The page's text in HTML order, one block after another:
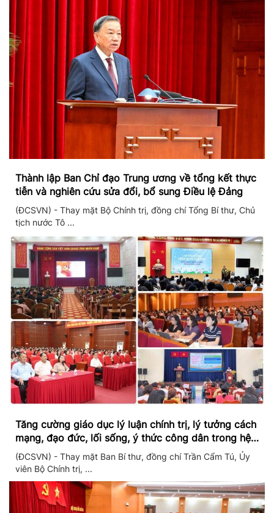
Thành lập Ban Chỉ đạo Trung ương về tổng kết thực
tiễn và nghiên cứu sửa đổi, bổ sung Điều lệ Đảng
(ĐCSVN) - Thay mặt Bộ Chính trị, đồng chí Tổng Bí thư, Chủ
tịch nước Tô ...
Tăng cường giáo dục lý luận chính trị, lý tưởng cách
mạng, đạo đức, lối sống, ý thức công dân trong hệ
thống giáo dục quốc dân
(ĐCSVN) - Thay mặt Ban Bí thư, đồng chí Trần Cẩm Tú, Ủy
viên Bộ Chính trị, ...